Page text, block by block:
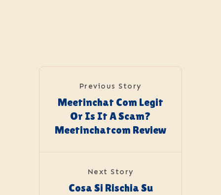
Previous Story
Meetinchat Com Legit
Or Is It A Scam?
Meetinchatcom Review
Next Story
Cosa Si Rischia Su